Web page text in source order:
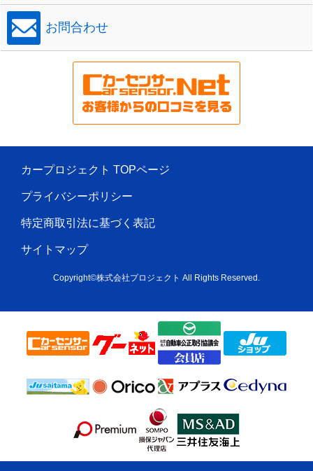
お問合わせ
カープロジェクト TOPページ
プライバシーポリシー
特定商取引法に基づく表記
サイトマップ
Copyright©株式会社プロジェクト All Rights Reserved.